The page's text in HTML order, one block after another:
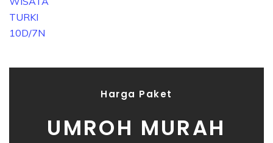
Harga Paket
UMROH MURAH